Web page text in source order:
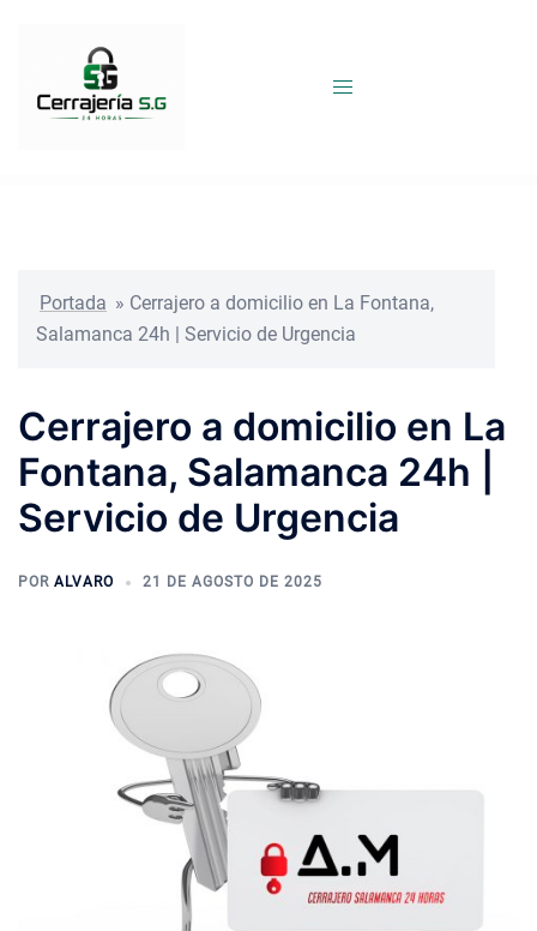
Portada » Cerrajero a domicilio en La Fontana,
Salamanca 24h | Servicio de Urgencia
Cerrajero a domicilio en La
Fontana, Salamanca 24h |
Servicio de Urgencia
POR ALVARO 21 DE AGOSTO DE 2025